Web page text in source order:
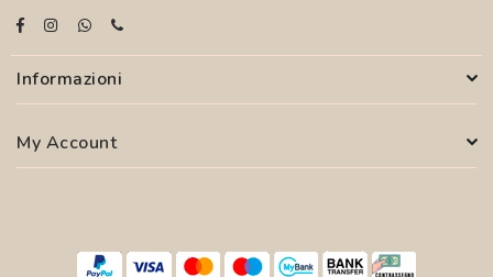
Informazioni
My Account